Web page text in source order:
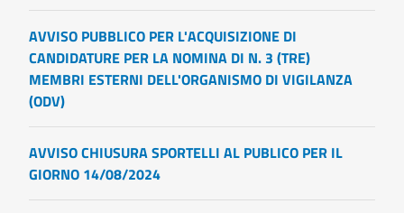
AVVISO PUBBLICO PER L'ACQUISIZIONE DI
CANDIDATURE PER LA NOMINA DI N. 3 (TRE)
MEMBRI ESTERNI DELL'ORGANISMO DI VIGILANZA
(ODV)
AVVISO CHIUSURA SPORTELLI AL PUBLICO PER IL
GIORNO 14/08/2024